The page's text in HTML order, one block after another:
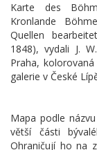
Karte des
Kronlande
Quellen
1848), vydali J.
Praha,
galerie v České
Mapa podle
větší části
Ohraničují ho na